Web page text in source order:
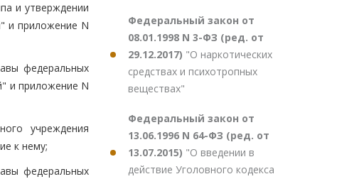
и утверждении
и приложение N
федеральных
и приложение N
учреждения
к нему;
федеральных
Федеральный закон от
08.01.1998 N 3-ФЗ (ред. от
29.12.2017) "О наркотических
средствах и психотропных
веществах"
Федеральный закон от
13.06.1996 N 64-ФЗ (ред. от
13.07.2015) "О введении в
действие Уголовного кодекса